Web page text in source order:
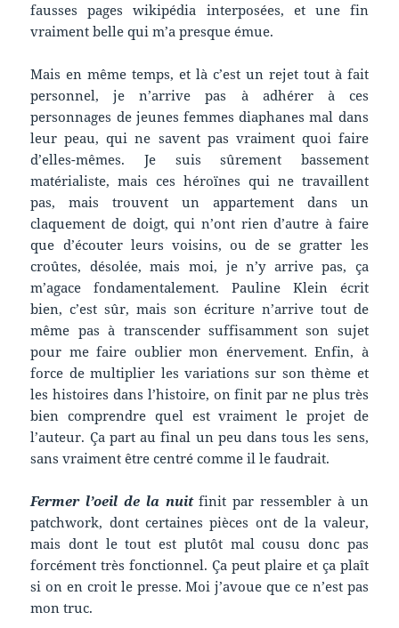
fausses pages wikipédia interposées, et une fin
vraiment belle qui m’a presque émue.
Mais en même temps, et là c’est un rejet tout à fait
personnel, je n’arrive pas à adhérer à ces
personnages de jeunes femmes diaphanes mal dans
leur peau, qui ne savent pas vraiment quoi faire
d’elles-mêmes. Je suis sûrement bassement
matérialiste, mais ces héroïnes qui ne travaillent
pas, mais trouvent un appartement dans un
claquement de doigt, qui n’ont rien d’autre à faire
que d’écouter leurs voisins, ou de se gratter les
croûtes, désolée, mais moi, je n’y arrive pas, ça
m’agace fondamentalement. Pauline Klein écrit
bien, c’est sûr, mais son écriture n’arrive tout de
même pas à transcender suffisamment son sujet
pour me faire oublier mon énervement. Enfin, à
force de multiplier les variations sur son thème et
les histoires dans l’histoire, on finit par ne plus très
bien comprendre quel est vraiment le projet de
l’auteur. Ça part au final un peu dans tous les sens,
sans vraiment être centré comme il le faudrait.
Fermer l’oeil de la nuitfinit par ressembler à un
patchwork, dont certaines pièces ont de la valeur,
mais dont le tout est plutôt mal cousu donc pas
forcément très fonctionnel. Ça peut plaire et ça plaît
si on en croit le presse. Moi j’avoue que ce n’est pas
mon truc.